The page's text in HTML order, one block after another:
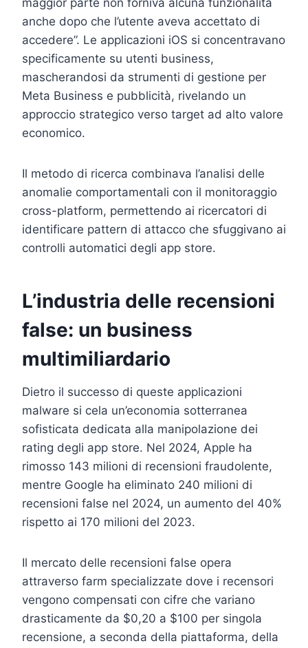
anche dopo che l’utente aveva accettato di
accedere”. Le applicazioni iOS si concentravano
specificamente su utenti business,
mascherandosi da strumenti di gestione per
Meta Business e pubblicità, rivelando un
approccio strategico verso target ad alto valore
economico.
Il metodo di ricerca combinava l’analisi delle
anomalie comportamentali con il monitoraggio
cross-platform, permettendo ai ricercatori di
identificare pattern di attacco che sfuggivano ai
controlli automatici degli app store.
L’industria delle recensioni
false: un business
multimiliardario
Dietro il successo di queste applicazioni
malware si cela un’economia sotterranea
sofisticata dedicata alla manipolazione dei
rating degli app store. Nel 2024, Apple ha
rimosso 143 milioni di recensioni fraudolente,
mentre Google ha eliminato 240 milioni di
recensioni false nel 2024, un aumento del 40%
rispetto ai 170 milioni del 2023.
Il mercato delle recensioni false opera
attraverso farm specializzate dove i recensori
vengono compensati con cifre che variano
drasticamente da $0,20 a $100 per singola
recensione, a seconda della piattaforma, della